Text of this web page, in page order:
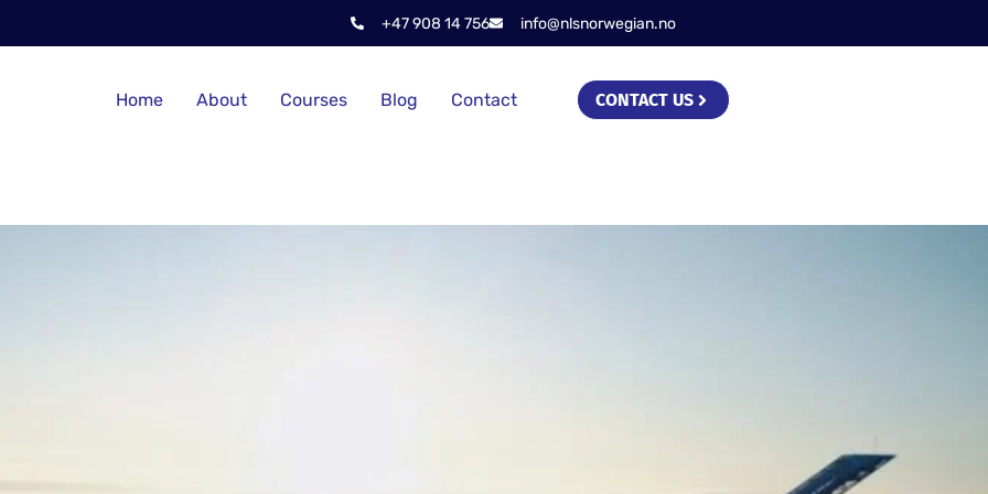
+47 908 14 756 info@nlsnorwegian.no
Home About Courses Blog Contact CONTACT US